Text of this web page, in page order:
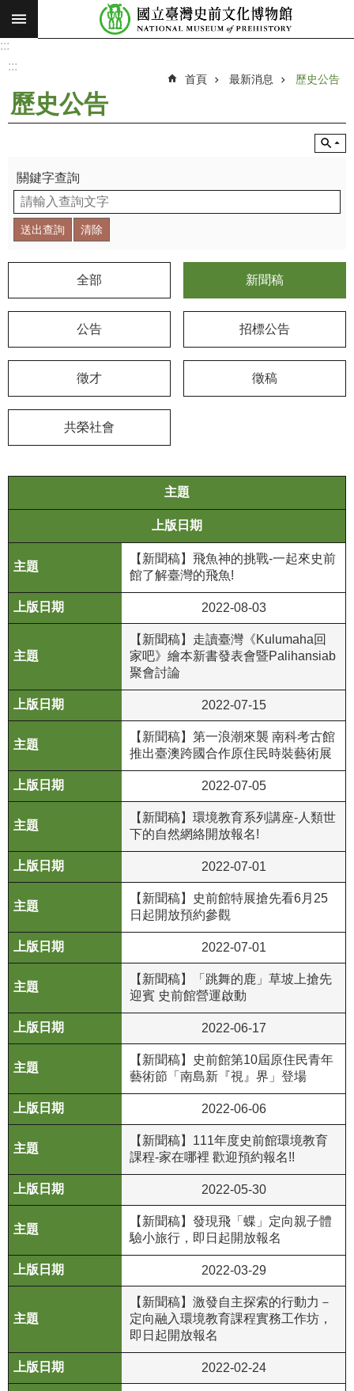
跳到主要內容區塊
搜
願
命
最
新
消
息
觀
覽
認
我
便
服
性
平
區
友
善
措
服
務
服
務
信
站
覽
R
S
S
站
資
料
放
私
權
:::
:::
首頁 最新消息 歷史公告
歷史公告
關鍵字查詢
全部 新聞稿
公告 招標公告
徵才 徵稿
共榮社會
主題
上版日期
【新聞稿】飛魚神的挑戰-一起來史前
館了解臺灣的飛魚!
2022-08-03
【新聞稿】走讀臺灣《Kulumaha回
家吧》繪本新書發表會暨Palihansiab
聚會討論
2022-07-15
【新聞稿】第一浪潮來襲 南科考古館
推出臺澳跨國合作原住民時裝藝術展
2022-07-05
【新聞稿】環境教育系列講座-人類世
下的自然網絡開放報名!
2022-07-01
【新聞稿】史前館特展搶先看6月25
日起開放預約參觀
2022-07-01
【新聞稿】「跳舞的鹿」草坡上搶先
迎賓 史前館營運啟動
2022-06-17
【新聞稿】史前館第10屆原住民青年
藝術節「南島新『視』界」登場
2022-06-06
【新聞稿】111年度史前館環境教育
課程-家在哪裡 歡迎預約報名!!
2022-05-30
【新聞稿】發現飛「蝶」定向親子體
驗小旅行，即日起開放報名
2022-03-29
【新聞稿】激發自主探索的行動力－
定向融入環境教育課程實務工作坊，
即日起開放報名
2022-02-24